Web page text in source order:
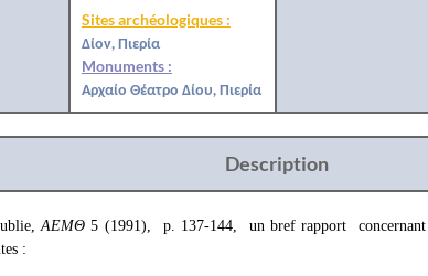
Sites archéologiques :
Δίον, Πιερία
Monuments :
Αρχαίο Θέατρο Δίου, Πιερία
Description
ΑΕΜΘ5 (1991), p. 137-144, un bref rapport concernant
: